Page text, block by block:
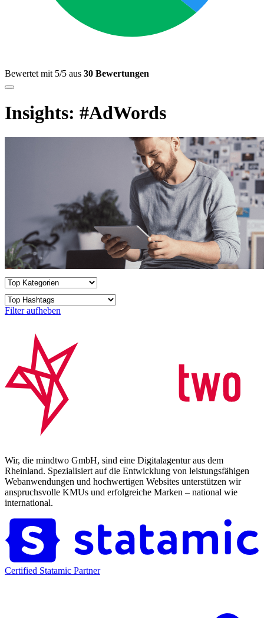
Bewertet mit 5/5 aus 30 Bewertungen
Insights: #AdWords
Filter aufheben
Wir, die mindtwo GmbH, sind eine Digitalagentur aus dem
Rheinland. Spezialisiert auf die Entwicklung von leistungsfähigen
Webanwendungen und hochwertigen Websites unterstützen wir
anspruchsvolle KMUs und erfolgreiche Marken – national wie
international.
Certified Statamic Partner